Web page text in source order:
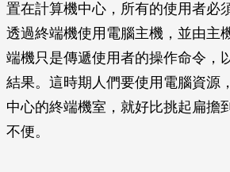
置在計算機中心，所有的使用者必
透過終端機使用電腦主機，並由主
端機只是傳遞使用者的操作命令，
結果。這時期人們要使用電腦資源
中心的終端機室，就好比挑起扁擔
不便。